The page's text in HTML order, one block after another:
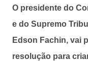
O presidente do
e do Supremo
Edson Fachin, vai
resolução para